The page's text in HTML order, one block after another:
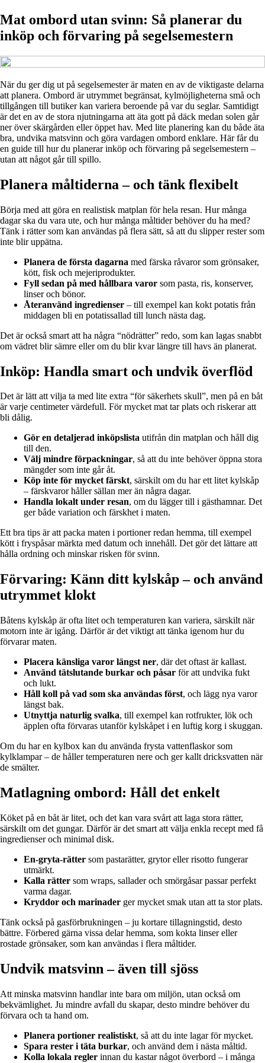
Mat ombord utan svinn: Så planerar du
inköp och förvaring på segelsemestern
När du ger dig ut på segelsemester är maten en av de viktigaste delarna
att planera. Ombord är utrymmet begränsat, kylmöjligheterna små och
tillgången till butiker kan variera beroende på var du seglar. Samtidigt
är det en av de stora njutningarna att äta gott på däck medan solen går
ner över skärgården eller öppet hav. Med lite planering kan du både äta
bra, undvika matsvinn och göra vardagen ombord enklare. Här får du
en guide till hur du planerar inköp och förvaring på segelsemestern –
utan att något går till spillo.
Planera måltiderna – och tänk flexibelt
Börja med att göra en realistisk matplan för hela resan. Hur många
dagar ska du vara ute, och hur många måltider behöver du ha med?
Tänk i rätter som kan användas på flera sätt, så att du slipper rester som
inte blir uppätna.
Planera de första dagarna med färska råvaror som grönsaker,
kött, fisk och mejeriprodukter.
Fyll sedan på med hållbara varor som pasta, ris, konserver,
linser och bönor.
Återanvänd ingredienser – till exempel kan kokt potatis från
middagen bli en potatissallad till lunch nästa dag.
Det är också smart att ha några “nödrätter” redo, som kan lagas snabbt
om vädret blir sämre eller om du blir kvar längre till havs än planerat.
Inköp: Handla smart och undvik överflöd
Det är lätt att vilja ta med lite extra “för säkerhets skull”, men på en båt
är varje centimeter värdefull. För mycket mat tar plats och riskerar att
bli dålig.
Gör en detaljerad inköpslista utifrån din matplan och håll dig
till den.
Välj mindre förpackningar, så att du inte behöver öppna stora
mängder som inte går åt.
Köp inte för mycket färskt, särskilt om du har ett litet kylskåp
– färskvaror håller sällan mer än några dagar.
Handla lokalt under resan, om du lägger till i gästhamnar. Det
ger både variation och färskhet i maten.
Ett bra tips är att packa maten i portioner redan hemma, till exempel
kött i fryspåsar märkta med datum och innehåll. Det gör det lättare att
hålla ordning och minskar risken för svinn.
Förvaring: Känn ditt kylskåp – och använd
utrymmet klokt
Båtens kylskåp är ofta litet och temperaturen kan variera, särskilt när
motorn inte är igång. Därför är det viktigt att tänka igenom hur du
förvarar maten.
Placera känsliga varor längst ner, där det oftast är kallast.
Använd tätslutande burkar och påsar för att undvika fukt
och lukt.
Håll koll på vad som ska användas först, och lägg nya varor
längst bak.
Utnyttja naturlig svalka, till exempel kan rotfrukter, lök och
äpplen ofta förvaras utanför kylskåpet i en luftig korg i skuggan.
Om du har en kylbox kan du använda frysta vattenflaskor som
kylklampar – de håller temperaturen nere och ger kallt dricksvatten när
de smälter.
Matlagning ombord: Håll det enkelt
Köket på en båt är litet, och det kan vara svårt att laga stora rätter,
särskilt om det gungar. Därför är det smart att välja enkla recept med få
ingredienser och minimal disk.
En-gryta-rätter som pastarätter, grytor eller risotto fungerar
utmärkt.
Kalla rätter som wraps, sallader och smörgåsar passar perfekt
varma dagar.
Kryddor och marinader ger mycket smak utan att ta stor plats.
Tänk också på gasförbrukningen – ju kortare tillagningstid, desto
bättre. Förbered gärna vissa delar hemma, som kokta linser eller
rostade grönsaker, som kan användas i flera måltider.
Undvik matsvinn – även till sjöss
Att minska matsvinn handlar inte bara om miljön, utan också om
bekvämlighet. Ju mindre avfall du skapar, desto mindre behöver du
förvara och ta hand om.
Planera portioner realistiskt, så att du inte lagar för mycket.
Spara rester i täta burkar, och använd dem i nästa måltid.
Kolla lokala regler innan du kastar något överbord – i många